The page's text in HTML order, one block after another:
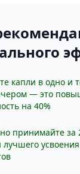
капли в одно и
— это
на 40%
принимайте за
лучшего